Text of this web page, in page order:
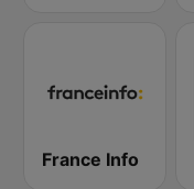
France Info